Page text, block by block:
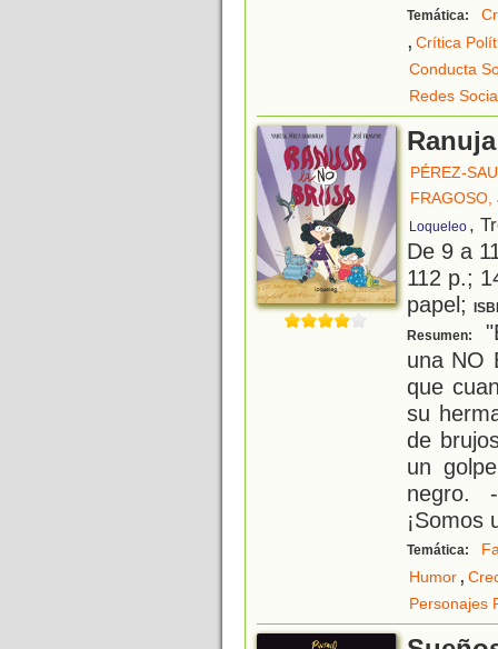
Temática:
, Crítica
Conducta
Redes
PÉREZ-
FRAGOSO,
Loqueleo ,
De 9 a
112 p.;
papel;
Resumen:
una NO
que
su
de
un
negro.
¡Somos
Temática:
Humor,
Personajes